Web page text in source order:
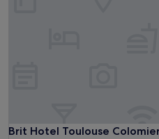
Brit Hotel Toulouse
Brit Hotel Toulouse